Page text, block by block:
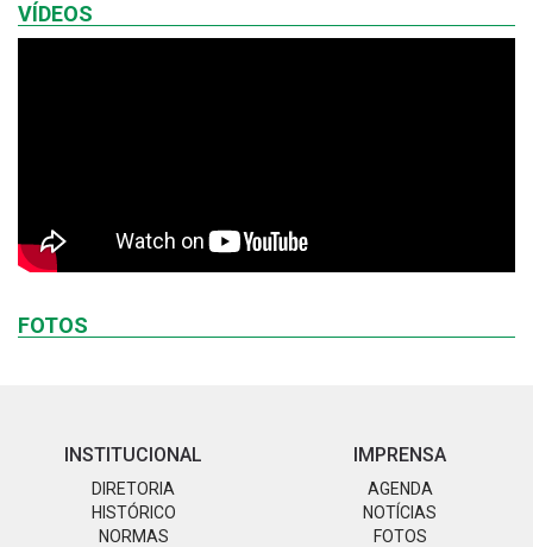
VÍDEOS
FOTOS
INSTITUCIONAL
DIRETORIA
HISTÓRICO
NORMAS
IMPRENSA
AGENDA
NOTÍCIAS
FOTOS